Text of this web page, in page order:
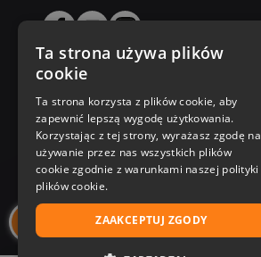
Zakupy u nas
Nasza oferta
Nasi autorzy
Ta strona używa plików
cookie
Ta strona korzysta z plików cookie, aby
zapewnić lepszą wygodę użytkowania.
Korzystając z tej strony, wyrażasz zgodę na
używanie przez nas wszystkich plików
cookie zgodnie z warunkami naszej polityki
plików cookie.
ZAAKCEPTUJ ZGODY